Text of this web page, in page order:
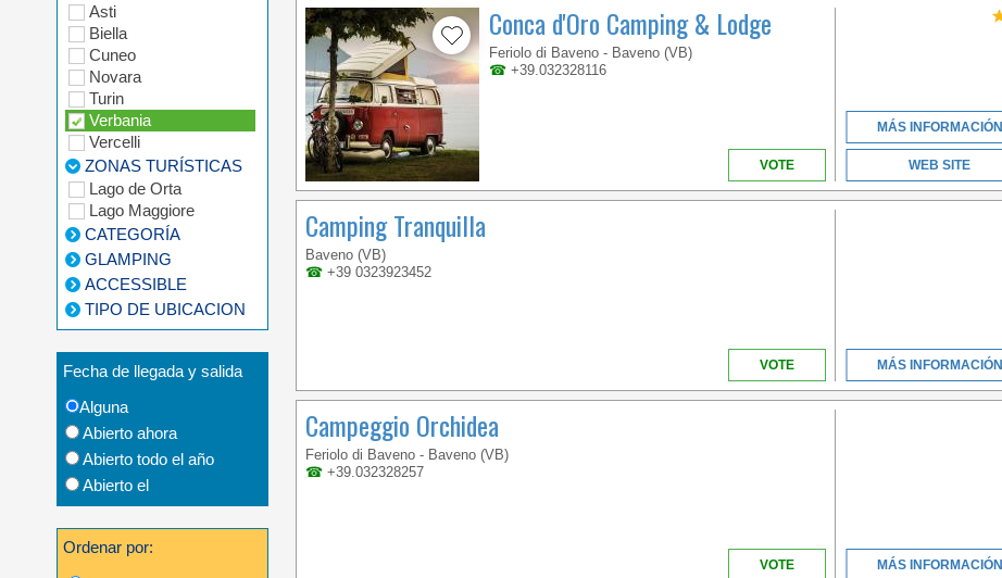
Asti
Biella
Cuneo
Novara
Turin
Verbania
Vercelli
ZONAS TURÍSTICAS
Lago de Orta
Lago Maggiore
CATEGORÍA
GLAMPING
ACCESSIBLE
TIPO DE UBICACION
Fecha de llegada y salida
Alguna
Abierto ahora
Abierto todo el año
Abierto el
Ordenar por:
Conca d'Oro Camping & Lodge
Feriolo di Baveno - Baveno (VB)
☎ +39.032328116
VOTE
MÁS INFORMACIÓN
WEB SITE
Camping Tranquilla
Baveno (VB)
☎ +39 0323923452
VOTE MÁS INFORMACIÓN
Campeggio Orchidea
Feriolo di Baveno - Baveno (VB)
☎ +39.032328257
VOTE MÁS INFORMACIÓN
AND HAS A
CLIMATE
A BEACH OVER 1KM